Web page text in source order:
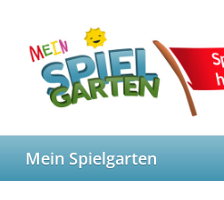
content
Mein Spielgarten